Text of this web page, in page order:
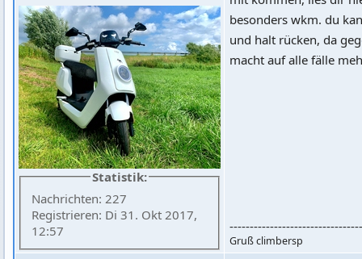
Statistik:
Nachrichten: 227
Registrieren: Di 31. Okt 2017,
12:57
besonders wkm. du
und halt rücken, da
macht auf alle fälle
Gruß climbersp